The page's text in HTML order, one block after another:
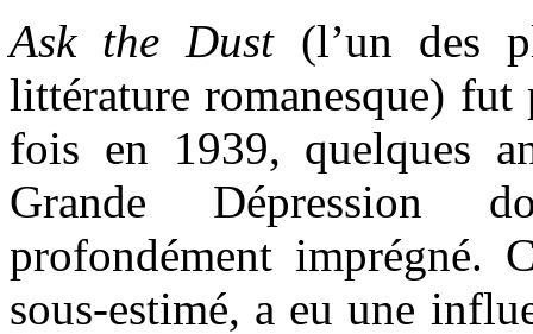
Ask the Dust(l’un des
littérature romanesque)
fois en 1939, quelques
Grande
profondément imprégné.
sous-estimé, a eu une